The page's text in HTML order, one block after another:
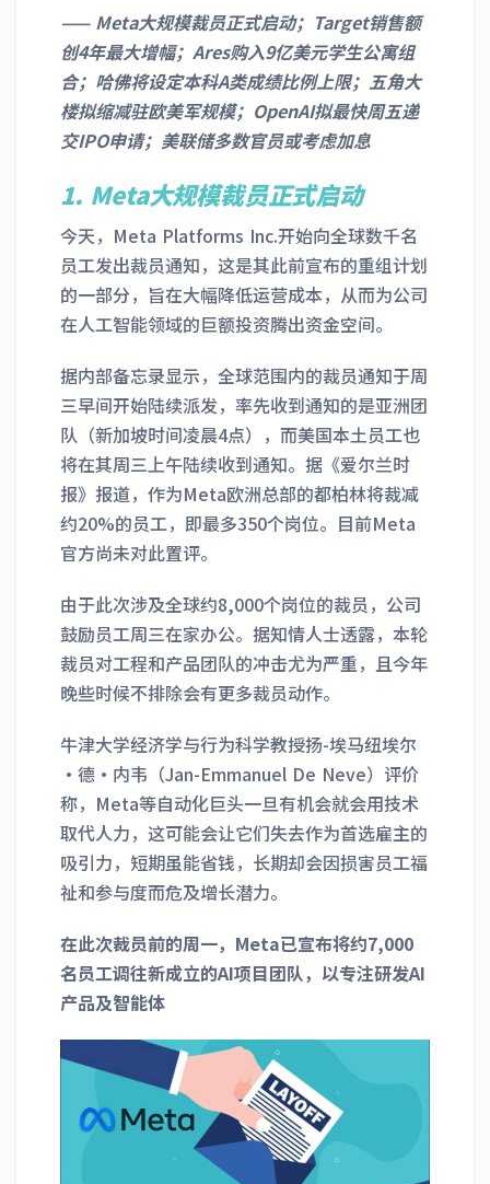
——Meta大规模裁员正式启动；Target销售额
创4年最大增幅；Ares购入9亿美元学生公寓组
合；哈佛将设定本科A类成绩比例上限；五角大
楼拟缩减驻欧美军规模；OpenAI拟最快周五递
交IPO申请；美联储多数官员或考虑加息
1. Meta大规模裁员正式启动
今天，Meta Platforms Inc.开始向全球数千名
员工发出裁员通知，这是其此前宣布的重组计划
的一部分，旨在大幅降低运营成本，从而为公司
在人工智能领域的巨额投资腾出资金空间。
据内部备忘录显示，全球范围内的裁员通知于周
三早间开始陆续派发，率先收到通知的是亚洲团
队（新加坡时间凌晨4点），而美国本土员工也
将在其周三上午陆续收到通知。据《爱尔兰时
报》报道，作为Meta欧洲总部的都柏林将裁减
约20%的员工，即最多350个岗位。目前Meta
官方尚未对此置评。
由于此次涉及全球约8,000个岗位的裁员，公司
鼓励员工周三在家办公。据知情人士透露，本轮
裁员对工程和产品团队的冲击尤为严重，且今年
晚些时候不排除会有更多裁员动作。
牛津大学经济学与行为科学教授扬-埃马纽埃尔
·德·内韦（Jan-Emmanuel De Neve）评价
称，Meta等自动化巨头一旦有机会就会用技术
取代人力，这可能会让它们失去作为首选雇主的
吸引力，短期虽能省钱，长期却会因损害员工福
祉和参与度而危及增长潜力。
在此次裁员前的周一，Meta已宣布将约7,000
名员工调往新成立的AI项目团队，以专注研发AI
产品及智能体